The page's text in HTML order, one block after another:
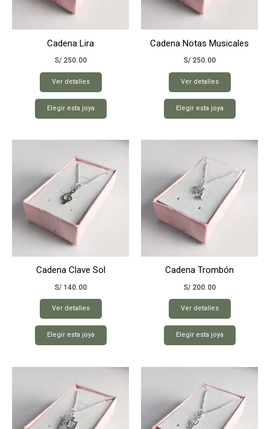
Cadena Lira
S/ 250.00
Ver detalles
Elegir esta joya
Cadena Notas Musicales
S/ 250.00
Ver detalles
Elegir esta joya
Cadena Clave Sol
S/ 140.00
Ver detalles
Elegir esta joya
Cadena Trombón
S/ 200.00
Ver detalles
Elegir esta joya